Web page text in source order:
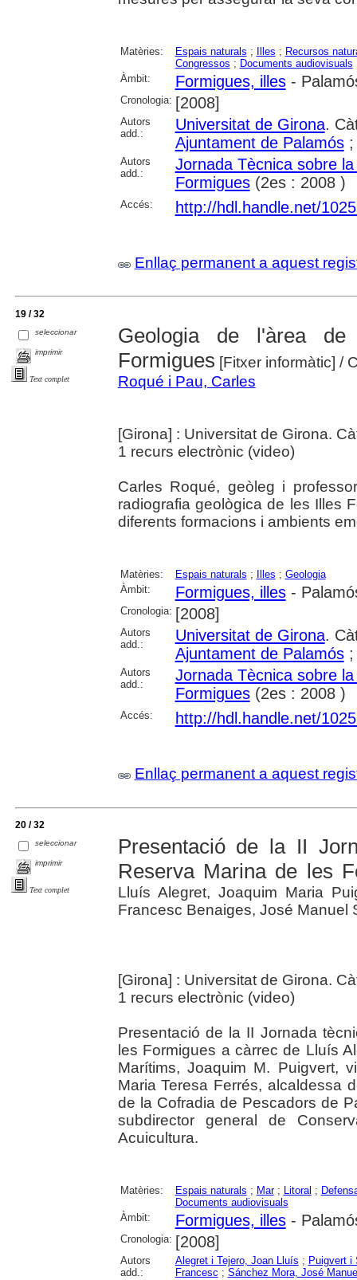
Matèries: Espais naturals ; Illes ; Recursos
Congressos ; Documents audiovisuals
Àmbit:
Formigues, illes-
Cronologia: [2008]
Autors
add.:
Universitat de Girona.
Ajuntament de Palamós
Autors
add.:
Jornada Tècnica sobre
Formigues(2es : 2008 )
Accés: http://hdl.handle.net/
Enllaç permanent a aquest
19 / 32
seleccionar
imprimir
Text complet
Geologia de l'àrea
Formigues [Fitxer informàtic] /
Roqué i Pau, Carles
[Girona] : Universitat de Girona.
1 recurs electrònic (video)
Carles Roqué, geòleg i
radiografia geològica de les Illes
diferents formacions i ambients
Matèries: Espais naturals ; Illes ; Geologia
Àmbit:
Formigues, illes-
Cronologia: [2008]
Autors
add.:
Universitat de Girona.
Ajuntament de Palamós
Autors
add.:
Jornada Tècnica sobre
Formigues(2es : 2008 )
Accés: http://hdl.handle.net/
Enllaç permanent a aquest
20 / 32
seleccionar
imprimir
Text complet
Presentació de la II
Reserva Marina de les
Lluís Alegret, Joaquim Maria
Francesc Benaiges, José Manuel
[Girona] : Universitat de Girona.
1 recurs electrònic (video)
Presentació de la II Jornada
les Formigues a càrrec de Lluís
Marítims, Joaquim M. Puigvert,
Maria Teresa Ferrés, alcaldessa
de la Cofradia de Pescadors de
subdirector general de
Acuicultura.
Matèries: Espais naturals ; Mar; Litoral ;
Documents audiovisuals
Àmbit:
Formigues, illes-
Cronologia: [2008]
Autors
add.:
Alegret i Tejero, Joan Lluís ; Puigvert i
Francesc ; Sánchez Mora, José